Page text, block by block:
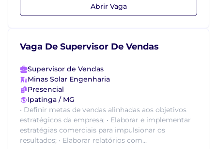
Abrir Vaga
Vaga De Supervisor De Vendas
Supervisor de Vendas
Minas Solar Engenharia
Presencial
Ipatinga / MG
• Definir metas de vendas alinhadas aos objetivos
estratégicos da empresa; • Elaborar e implementar
estratégias comerciais para impulsionar os
resultados; • Elaborar relatórios com...